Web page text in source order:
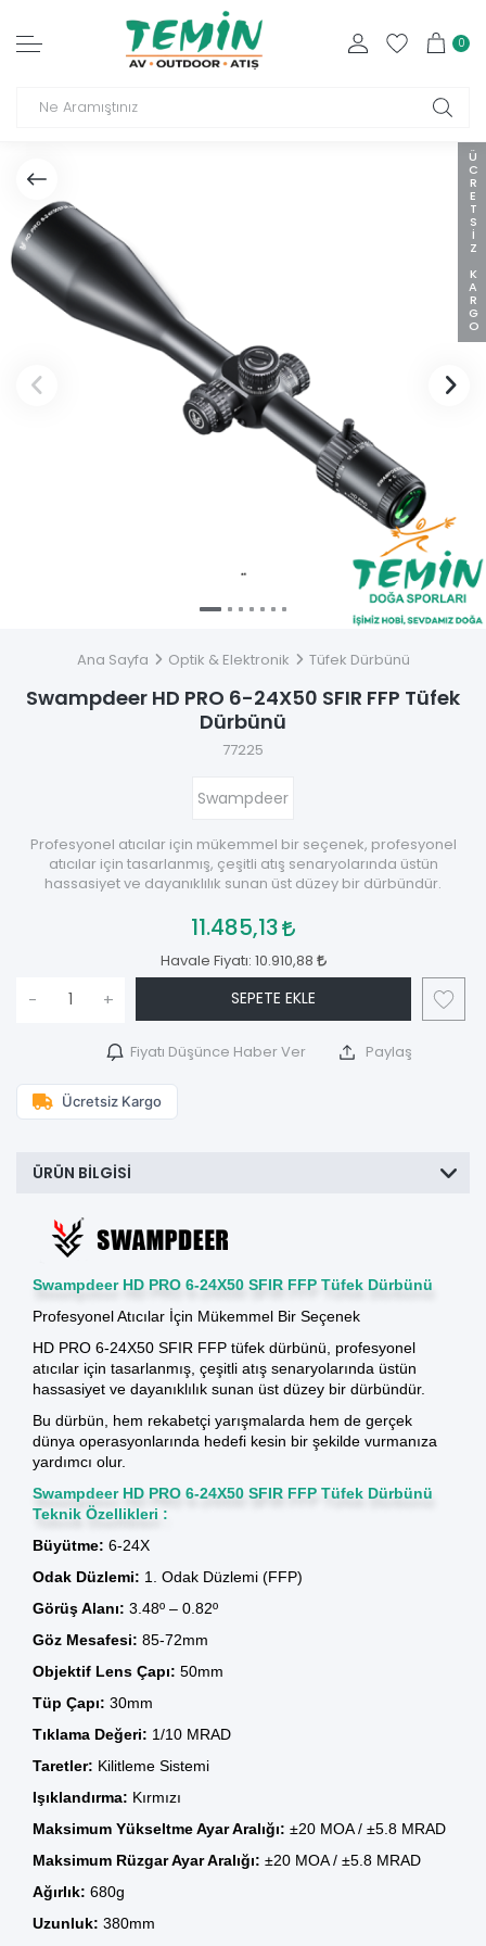
0
ÜCRETSIZ KARGO
Ana Sayfa Optik & Elektronik Tüfek Dürbünü
Swampdeer HD PRO 6-24X50 SFIR FFP Tüfek
Dürbünü
77225
Swampdeer
Profesyonel atıcılar için mükemmel bir seçenek, profesyonel
atıcılar için tasarlanmış, çeşitli atış senaryolarında üstün
hassasiyet ve dayanıklılık sunan üst düzey bir dürbündür.
11.485,13
Havale Fiyatı: 10.910,88
- + SEPETE EKLE
Fiyatı Düşünce Haber Ver Paylaş
Ücretsiz Kargo
ÜRÜN BILGISI
Swampdeer HD PRO 6-24X50 SFIR FFP Tüfek Dürbünü
Profesyonel Atıcılar İçin Mükemmel Bir Seçenek
HD PRO 6-24X50 SFIR FFP tüfek dürbünü , profesyonel
atıcılar için tasarlanmış, çeşitli atış senaryolarında üstün
hassasiyet ve dayanıklılık sunan üst düzey bir dürbündür.
Bu dürbün, hem rekabetçi yarışmalarda hem de gerçek
dünya operasyonlarında hedefi kesin bir şekilde vurmanıza
yardımcı olur.
Swampdeer HD PRO 6-24X50 SFIR FFP Tüfek Dürbünü
Teknik Özellikleri :
Büyütme: 6-24X
Odak Düzlemi: 1. Odak Düzlemi (FFP)
Görüş Alanı: 3.48º – 0.82º
Göz Mesafesi: 85-72mm
Objektif Lens Çapı: 50mm
Tüp Çapı: 30mm
Tıklama Değeri: 1/10 MRAD
Taretler: Kilitleme Sistemi
Işıklandırma: Kırmızı
Maksimum Yükseltme Ayar Aralığı: ±20 MOA / ±5.8 MRAD
Maksimum Rüzgar Ayar Aralığı: ±20 MOA / ±5.8 MRAD
Ağırlık: 680g
Uzunluk: 380mm